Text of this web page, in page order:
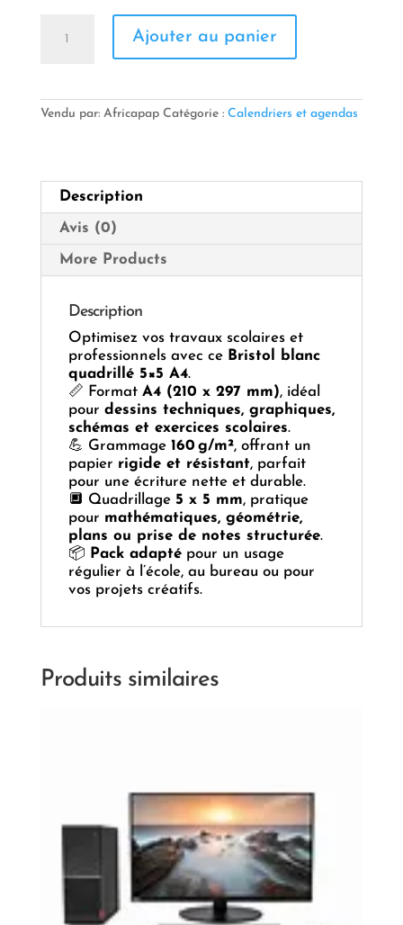
5x5
A4
Ajouter au panier
Vendu par: Africapap Catégorie : Calendriers et agendas
Description
Avis (0)
More Products
Description
Optimisez vos travaux scolaires et
professionnels avec ce Bristol blanc
quadrillé 5×5 A4.
📏 Format A4 (210 x 297 mm), idéal
pour dessins techniques, graphiques,
schémas et exercices scolaires.
💪 Grammage 160 g/m², offrant un
papier rigide et résistant, parfait
pour une écriture nette et durable.
🔲 Quadrillage 5 x 5 mm, pratique
pour mathématiques, géométrie,
plans ou prise de notes structurée.
📦 Pack adaptépour un usage
régulier à l’école, au bureau ou pour
vos projets créatifs.
Produits similaires